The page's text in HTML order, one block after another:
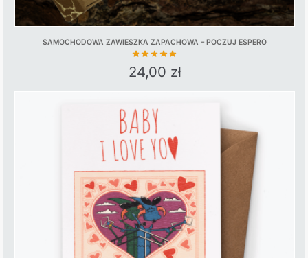
SAMOCHODOWA ZAWIESZKA ZAPACHOWA – POCZUJ ESPERO
24,00 zł